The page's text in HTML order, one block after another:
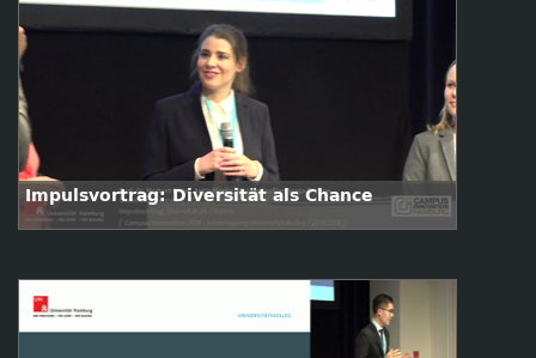
Impulsvortrag: Diversität als Chance